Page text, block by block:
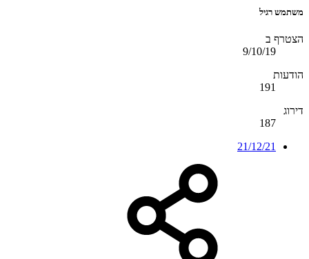
משתמש רגיל
הצטרף ב
9/10/19
הודעות
191
דירוג
187
21/12/21